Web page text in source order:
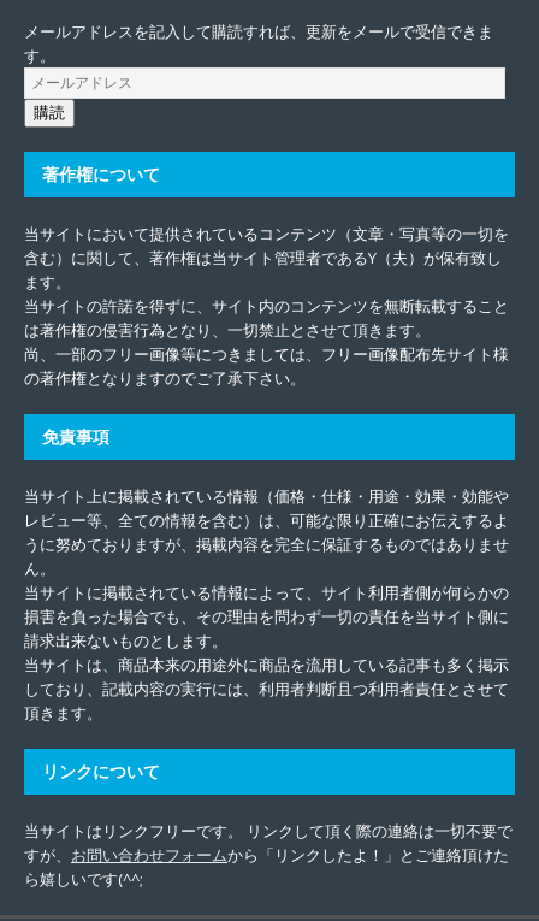
メールアドレスを記入して購読すれば、更新をメールで受信できま
す。
購読
著作権について
当サイトにおいて提供されているコンテンツ（文章・写真等の一切を
含む）に関して、著作権は当サイト管理者であるY（夫）が保有致し
ます。
当サイトの許諾を得ずに、サイト内のコンテンツを無断転載すること
は著作権の侵害行為となり、一切禁止とさせて頂きます。
尚、一部のフリー画像等につきましては、フリー画像配布先サイト様
の著作権となりますのでご了承下さい。
免責事項
当サイト上に掲載されている情報（価格・仕様・用途・効果・効能や
レビュー等、全ての情報を含む）は、可能な限り正確にお伝えするよ
うに努めておりますが、掲載内容を完全に保証するものではありませ
ん。
当サイトに掲載されている情報によって、サイト利用者側が何らかの
損害を負った場合でも、その理由を問わず一切の責任を当サイト側に
請求出来ないものとします。
当サイトは、商品本来の用途外に商品を流用している記事も多く掲示
しており、記載内容の実行には、利用者判断且つ利用者責任とさせて
頂きます。
リンクについて
当サイトはリンクフリーです。 リンクして頂く際の連絡は一切不要で
すが、 お問い合わせフォームから「リンクしたよ！」とご連絡頂けた
ら嬉しいです(^^;